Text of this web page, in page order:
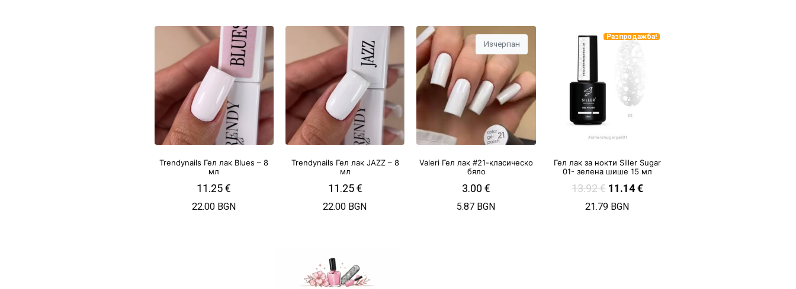
Trendynails Гел лак Blues – 8
мл
11.25€
22.00 BGN
Trendynails Гел лак JAZZ – 8
мл
11.25€
22.00 BGN
Изчерпан
Valeri Гел лак #21-класическо
бяло
3.00€
5.87 BGN
Разпродажба!
Гел лак за нокти Siller Sugar
01- зелена шише 15 мл
13.92€ 11.14€
21.79 BGN